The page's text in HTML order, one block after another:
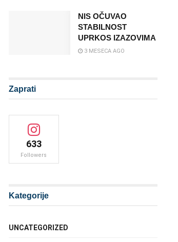
NIS OČUVAO
STABILNOST
UPRKOS IZAZOVIMA
3 MESECA AGO
Zaprati
633
Followers
Kategorije
UNCATEGORIZED